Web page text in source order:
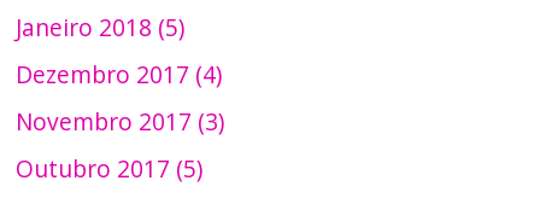
Janeiro 2018 (5)
Dezembro 2017 (4)
Novembro 2017 (3)
Outubro 2017 (5)